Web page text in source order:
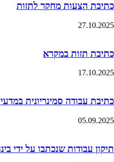
כתיבת הצעות מחקר לתזות
27.10.2025
כתיבת תזות במקרא
17.10.2025
כתיבת עבודה סמינריונית
05.09.2025
תיקון עבודות שנכתבו על ידי